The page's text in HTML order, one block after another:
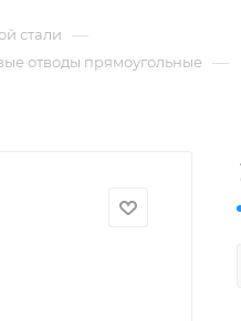
стали —
отводы прямоугольные —